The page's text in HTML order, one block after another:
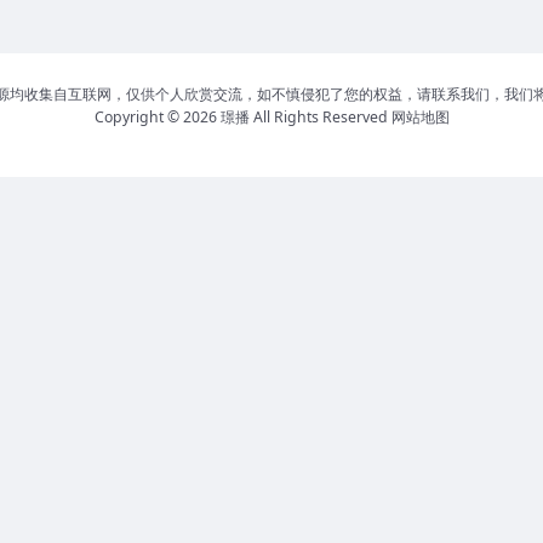
均收集自互联网，仅供个人欣赏交流，如不慎侵犯了您的权益，请联系我们，我们
Copyright © 2026璟播All Rights Reserved 网站地图